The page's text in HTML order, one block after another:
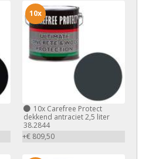
10xCarefree Protect
dekkend antraciet 2,5 liter
38.2844
+€ 809,50
10x